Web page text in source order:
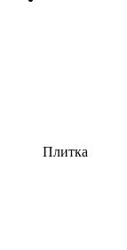
Плитка